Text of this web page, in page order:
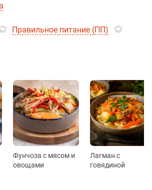
Правильное питание (ПП)
Фунчоза с мясом и
овощами
Лагман с
говядиной